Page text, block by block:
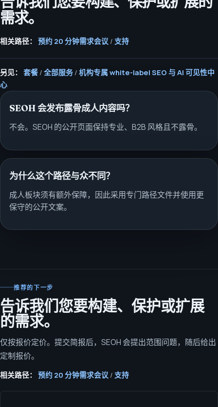
需求。
相关路径： 预约 20 分钟需求会议 / 支持
另见： 套餐 / 全部服务 / 机构专属 white-label SEO 与 AI 可见性中
心
SEOH 会发布露骨成人内容吗？
不会。SEOH 的公开页面保持专业、B2B 风格且不露骨。
为什么这个路径与众不同？
成人板块须有额外保障，因此采用专门路径文件并使用更
保守的公开文案。
推荐的下一步
告诉我们您要构建、保护或扩展
的需求。
仅按报价定价。提交简报后，SEOH 会提出范围问题，随后给出
定制报价。
相关路径： 预约 20 分钟需求会议 / 支持